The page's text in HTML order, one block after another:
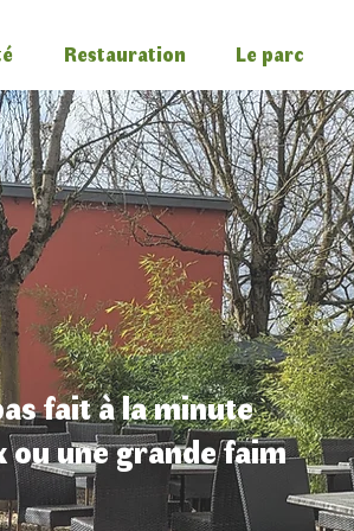
Restauration Le parc
fait à la minute
une grande faim